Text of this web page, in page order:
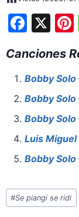
F
c
e
b
o
o
k
X
Canciones
Bobby Solo
Bobby Solo
Bobby Solo
Luis Miguel
Bobby
Etiquetas
de
#Se piangi se ridi